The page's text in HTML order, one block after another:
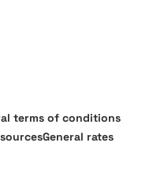
terms of conditions
General rates